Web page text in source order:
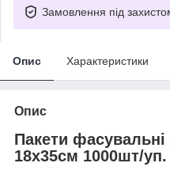
Замовлення під
Опис Характеристики
Опис
Пакети
18х35см 1000шт/уп.